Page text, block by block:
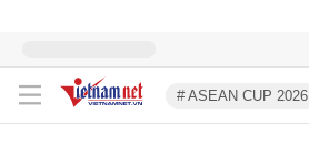
# ASEAN CUP 2026